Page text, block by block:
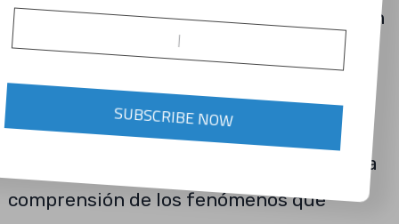
explica que están vivas. Las plantas no son
tan inanimadas como a veces parecen.
(Puede ser difícil diferenciar una planta
hecha de plástico de una planta real.) El
estudio de la fisiología vegetal ampliara la
comprensión de los fenómenos que
SUBSCRIBE NOW